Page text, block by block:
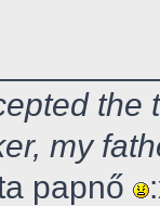
the
my
papnő